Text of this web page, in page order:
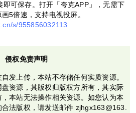
即可保存。打开「夸克APP」，无需下
5倍速，支持电视投屏。
s/955856032113
侵权免责声明
发上传，本站不存储任何实质资源。
资源，其版权归版权方所有，其实际
本站无法操作相关资源。如您认为本
法版权，请发送邮件 zjhgx163@163.